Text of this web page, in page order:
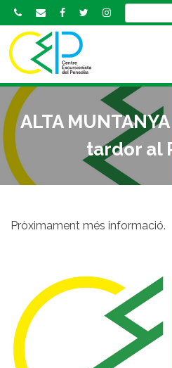
k
o
n
ALTA
tardor al
Pròximament més informació.